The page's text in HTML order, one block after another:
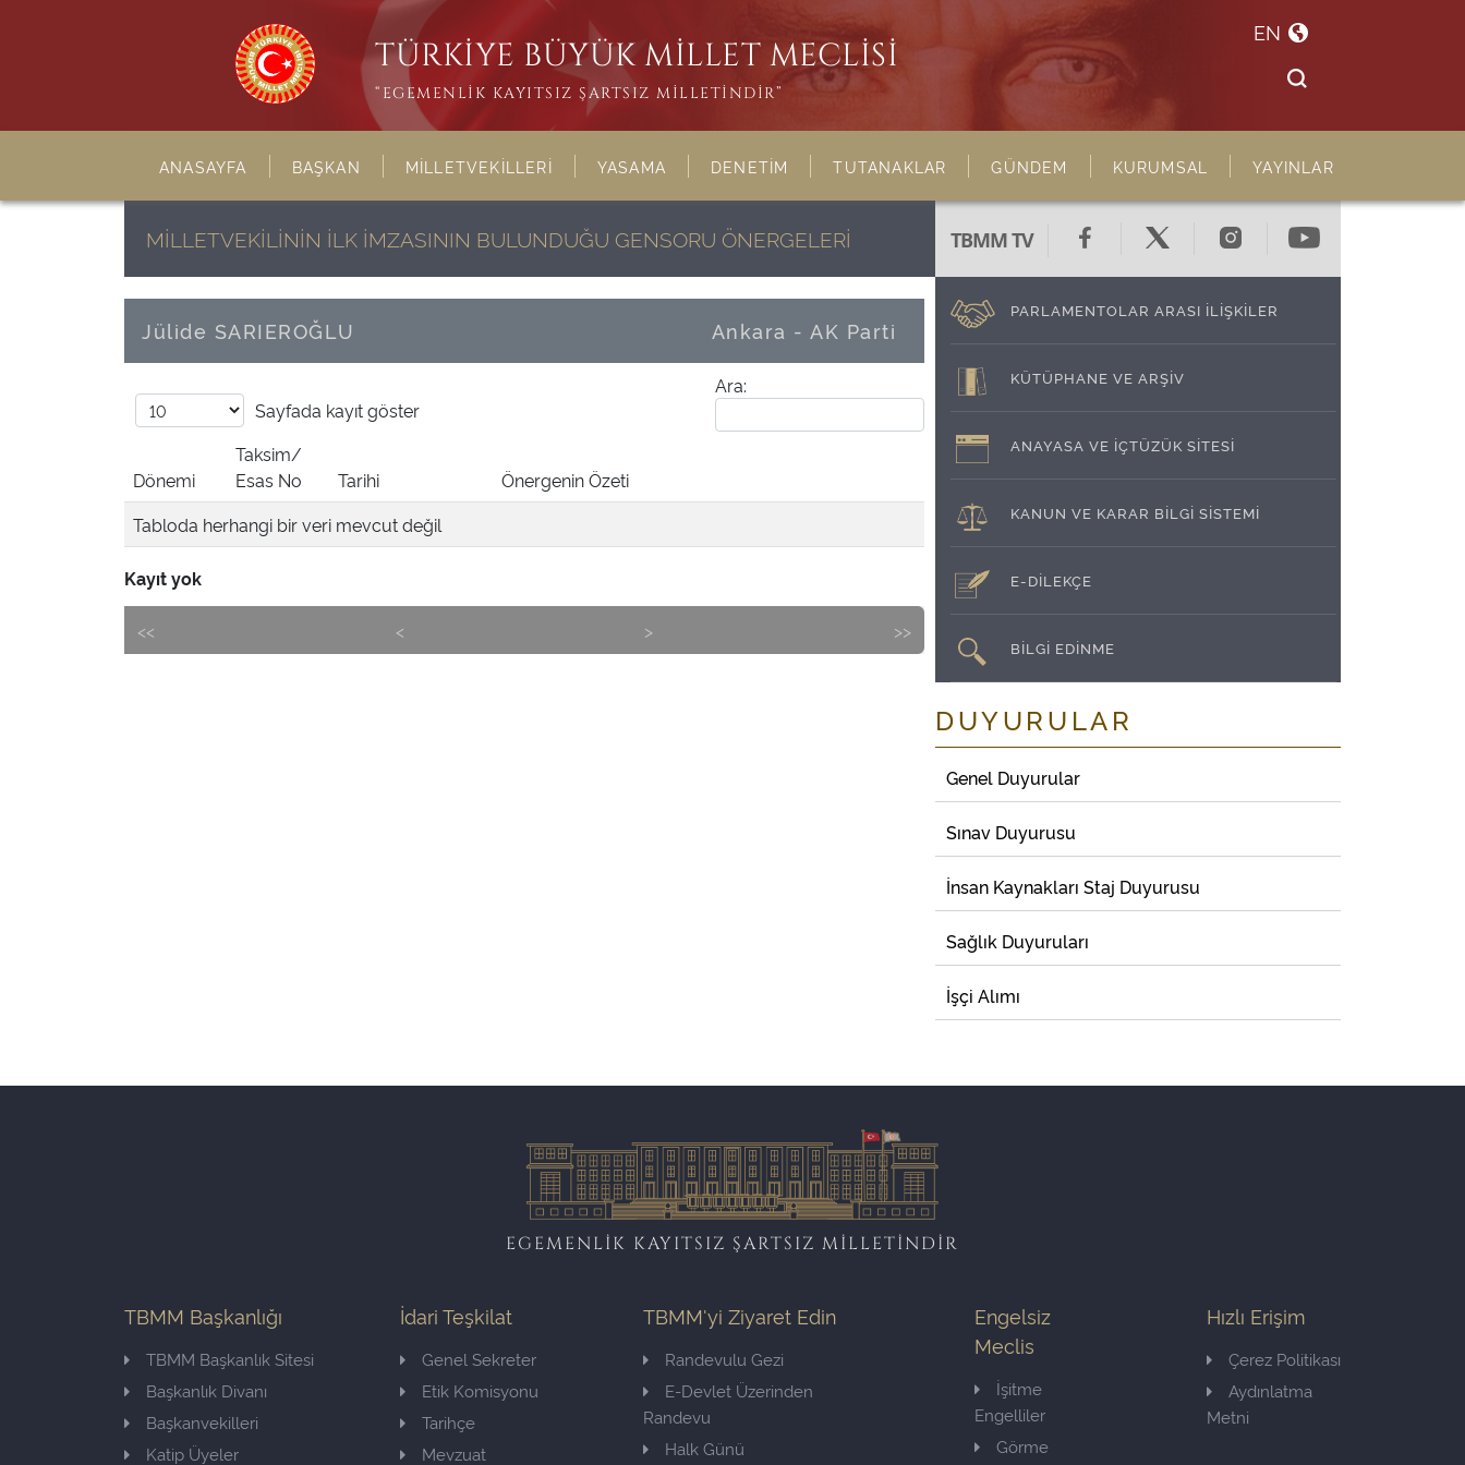
TÜRKİYE BÜYÜK MİLLET MECLİSİ
“EGEMENLİK KAYITSIZ ŞARTSIZ MİLLETİNDİR”
EN
ANASAYFA BAŞKAN MİLLETVEKİLLERİ YASAMA DENETİM TUTANAKLAR GÜNDEM KURUMSAL YAYINLAR
MİLLETVEKİLİNİN İLK İMZASININ BULUNDUĞU GENSORU ÖNERGELERİ
Jülide SARIEROĞLU Ankara - AK Parti
Ara:
Sayfada kayıt göster
Dönemi
Taksim/
Esas No
Tarihi
Önergenin Özeti
Tabloda herhangi bir veri mevcut değil
Kayıt yok
<< < > >>
TBMM TV
PARLAMENTOLAR ARASI İLİŞKİLER
KÜTÜPHANE VE ARŞİV
ANAYASA VE İÇTÜZÜK SİTESİ
KANUN VE KARAR BİLGİ SİSTEMİ
E-DİLEKÇE
BİLGİ EDİNME
DUYURULAR
Genel Duyurular
Sınav Duyurusu
İnsan Kaynakları Staj Duyurusu
Sağlık Duyuruları
İşçi Alımı
EGEMENLİK KAYITSIZ ŞARTSIZ MİLLETİNDİR
TBMM Başkanlığı
TBMM Başkanlık Sitesi
Başkanlık Divanı
Başkanvekilleri
Katip Üyeler
İdari Teşkilat
Genel Sekreter
Etik Komisyonu
Tarihçe
Mevzuat
TBMM'yi Ziyaret Edin
Randevulu Gezi
E-Devlet Üzerinden
Randevu
Halk Günü
Engelsiz
Meclis
İşitme
Engelliler
Görme
Hızlı Erişim
Çerez Politikası
Aydınlatma
Metni